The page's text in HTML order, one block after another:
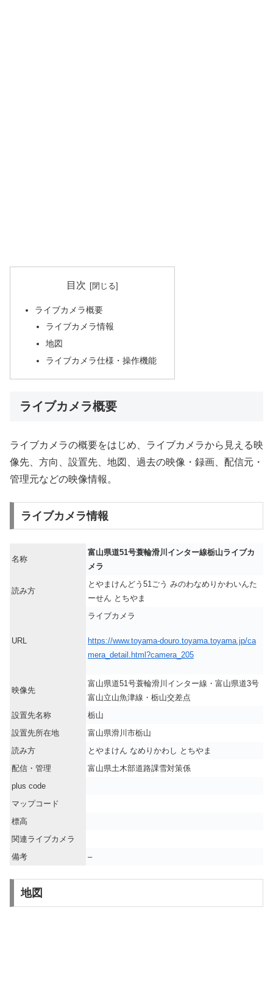
目次
ライブカメラ概要
ライブカメラ情報
地図
ライブカメラ仕様・操作機能
ライブカメラ概要
ライブカメラの概要をはじめ、ライブカメラから見える映
像先、方向、設置先、地図、過去の映像・録画、配信元・
管理元などの映像情報。
ライブカメラ情報
名称
富山県道51号蓑輪滑川インター線栃山ライブカ
メラ
読み方
とやまけんどう51ごう みのわなめりかわいんた
ーせん とちやま
URL
ライブカメラ
https://www.toyama-douro.toyama.toyama.jp/ca
mera_detail.html?camera_205
映像先
富山県道51号蓑輪滑川インター線・富山県道3号
富山立山魚津線・栃山交差点
設置先名称
栃山
設置先所在地
富山県滑川市栃山
読み方
とやまけん なめりかわし とちやま
配信・管理
富山県土木部道路課雪対策係
plus code
マップコード
標高
関連ライブカメラ
備考
–
地図